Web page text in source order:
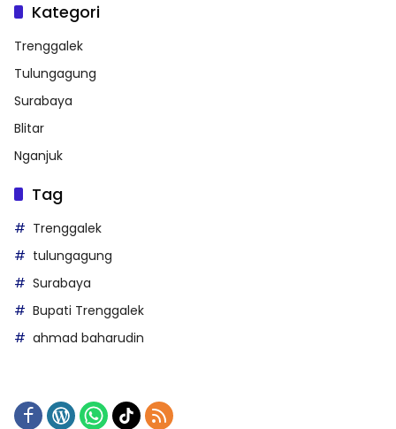
Kategori
Trenggalek
Tulungagung
Surabaya
Blitar
Nganjuk
Tag
Trenggalek
tulungagung
Surabaya
Bupati Trenggalek
ahmad baharudin